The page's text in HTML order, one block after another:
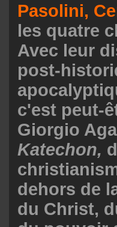
Pasolini,
les quatre
Avec leur
post-
c'est peut-
Giorgio
Katechon,
dehors de
du Christ,